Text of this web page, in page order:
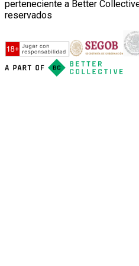
perteneciente a Better
reservados